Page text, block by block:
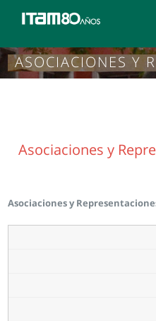
ASOCIACIONES Y
Asociaciones y
Asociaciones y